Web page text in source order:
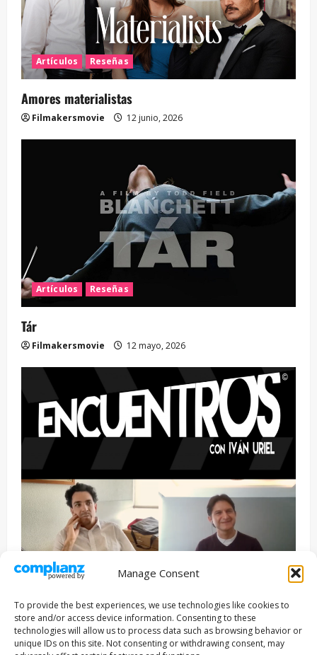
Manage Consent
To provide the best experiences, we use technologies like cookies to
store and/or access device information. Consenting to these
technologies will allow us to process data such as browsing behavior or
unique IDs on this site. Not consenting or withdrawing consent, may
Artículos Reseñas
Amores materialistas
Filmakersmovie 12 junio, 2026
Artículos Reseñas
Tár
Filmakersmovie 12 mayo, 2026
Entrevista Series
ENCUENTROS CON IVÁN URIEL T3E22: JUAN PATRICIO
RIVEROLL
Filmakersmovie 5 mayo, 2026